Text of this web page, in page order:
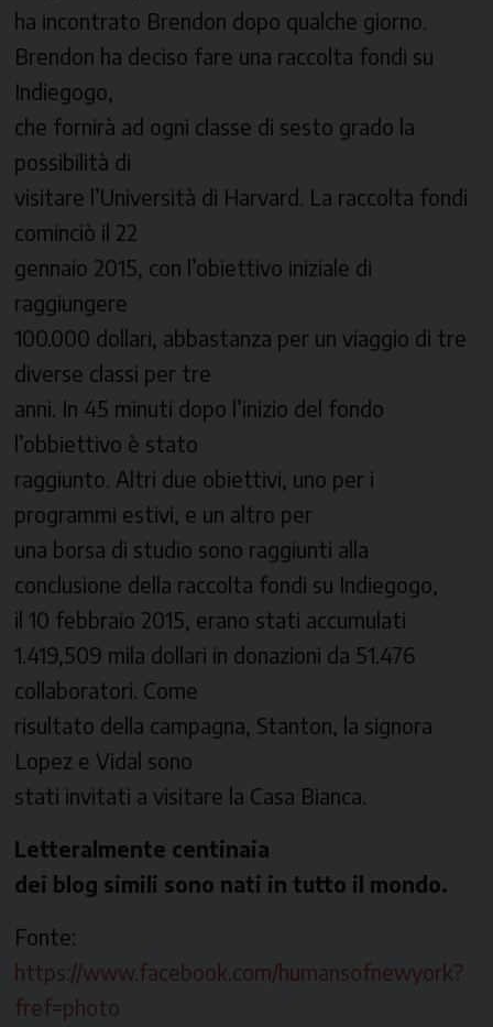
ha incontrato Brendon dopo qualche giorno.
Brendon ha deciso fare una raccolta fondi su
Indiegogo,
che fornirà ad ogni classe di sesto grado la
possibilità di
visitare l’Università di Harvard. La raccolta fondi
cominciò il 22
gennaio 2015, con l’obiettivo iniziale di
raggiungere
100.000 dollari, abbastanza per un viaggio di tre
diverse classi per tre
anni. In 45 minuti dopo l’inizio del fondo
l’obbiettivo è stato
raggiunto. Altri due obiettivi, uno per i
programmi estivi, e un altro per
una borsa di studio sono raggiunti alla
conclusione della raccolta fondi su Indiegogo,
il 10 febbraio 2015, erano stati accumulati
1.419,509 mila dollari in donazioni da 51.476
collaboratori. Come
risultato della campagna, Stanton, la signora
Lopez e Vidal sono
stati invitati a visitare la Casa Bianca.
Letteralmente centinaia
dei blog simili sono nati in tutto il mondo.
Fonte:
https://www.facebook.com/humansofnewyork?
fref=photo